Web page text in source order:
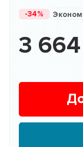
-34%
3 664